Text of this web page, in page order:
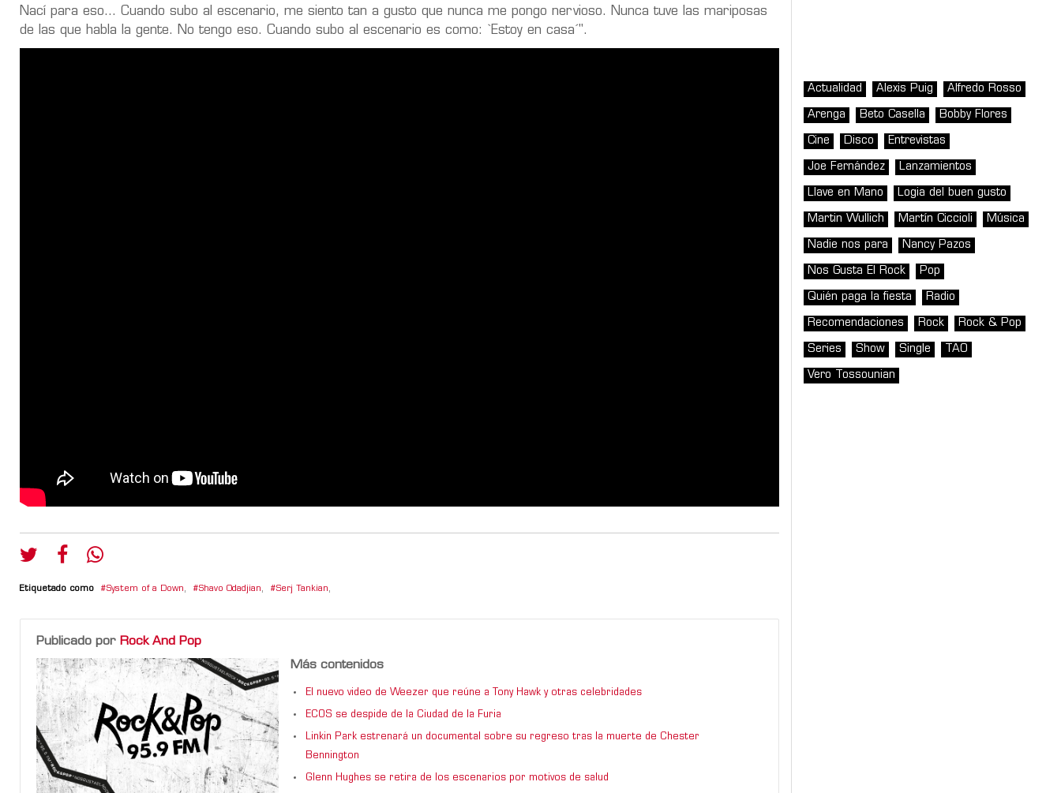
Nací para eso... Cuando subo al escenario, me siento tan a gusto que nunca me pongo nervioso. Nunca tuve las mariposas
de las que habla la gente. No tengo eso. Cuando subo al escenario es como: `Estoy en casa´".
Etiquetado como System of a Down, Shavo Odadjian, Serj Tankian,
Publicado por Rock And Pop
Más contenidos
El nuevo video de Weezer que reúne a Tony Hawk y otras celebridades
ECOS se despide de la Ciudad de la Furia
Linkin Park estrenará un documental sobre su regreso tras la muerte de Chester
Bennington
Glenn Hughes se retira de los escenarios por motivos de salud
Actualidad Alexis Puig Alfredo Rosso
Arenga Beto Casella Bobby Flores
Cine Disco Entrevistas
Joe Fernández Lanzamientos
Llave en Mano Logia del buen gusto
Martin Wullich Martín Ciccioli Música
Nadie nos para Nancy Pazos
Nos Gusta El Rock Pop
Quién paga la fiesta Radio
Recomendaciones Rock Rock & Pop
Series Show Single TAO
Vero Tossounian